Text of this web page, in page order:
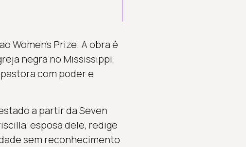
Women’s Prize. A obra é
negra no Mississippi,
com poder e
a partir da Seven
esposa dele, redige
sem reconhecimento